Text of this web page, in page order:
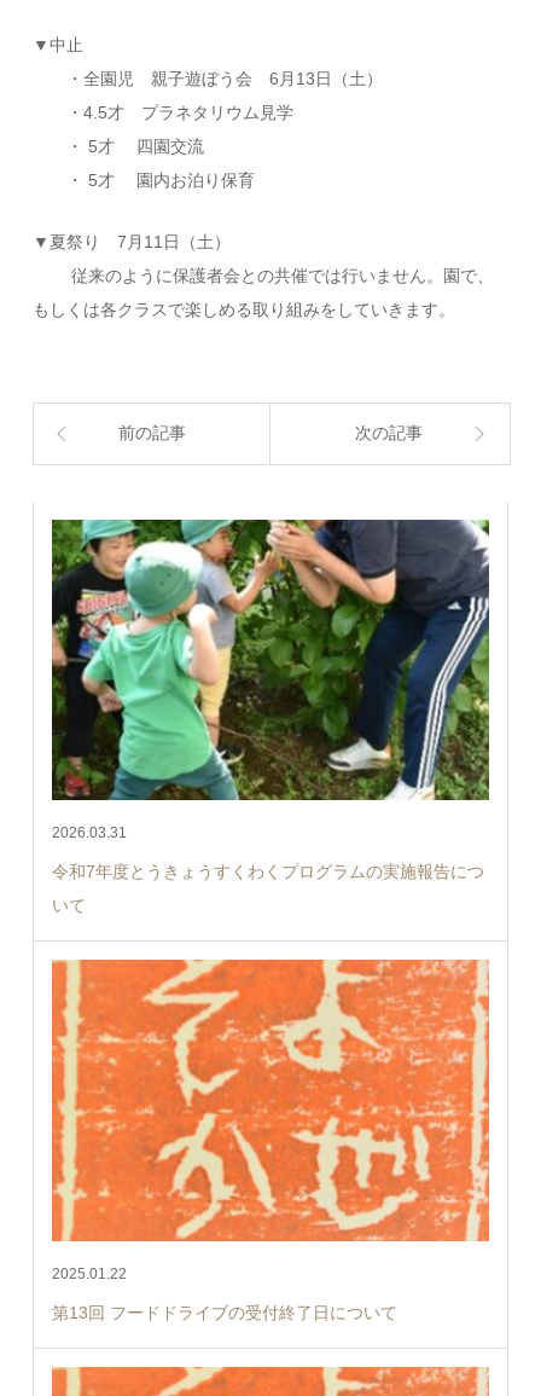
▼中止
・全園児 親子遊ぼう会 6月13日（土）
・4.5才 プラネタリウム見学
・ 5才 四園交流
・ 5才 園内お泊り保育
▼夏祭り 7月11日（土）
従来のように保護者会との共催では行いません。園で、
もしくは各クラスで楽しめる取り組みをしていきます。
前の記事 次の記事
2026.03.31
令和7年度とうきょうすくわくプログラムの実施報告につ
いて
2025.01.22
第13回 フードドライブの受付終了日について